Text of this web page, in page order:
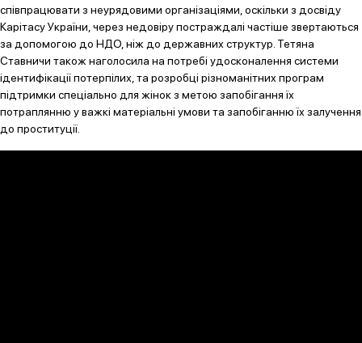
співпрацювати з неурядовими організаціями, оскільки з досвіду
Карітасу України, через недовіру постраждалі частіше звертаються
за допомогою до НДО, ніж до державних структур. Тетяна
Ставничи також наголосила на потребі удосконалення системи
ідентифікації потерпілих, та розробці різноманітних програм
підтримки спеціально для жінок з метою запобігання їх
потраплянню у важкі матеріальні умови та запобіганню їх залучення
до проституції.